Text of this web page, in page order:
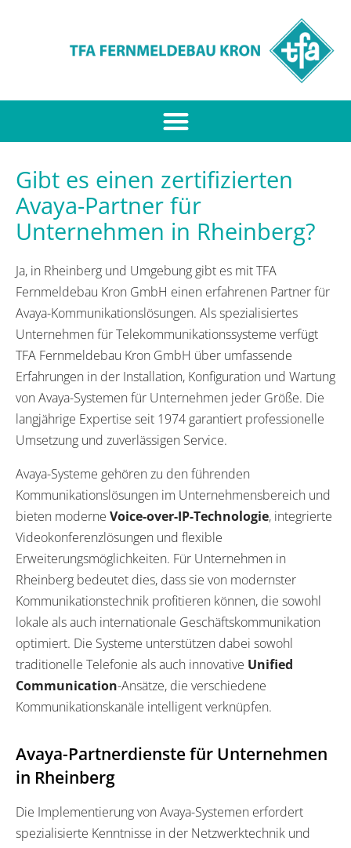
Gibt es einen zertifizierten
Avaya-Partner für
Unternehmen in Rheinberg?
Ja, in Rheinberg und Umgebung gibt es mit TFA
Fernmeldebau Kron GmbH einen erfahrenen Partner für
Avaya-Kommunikationslösungen. Als spezialisiertes
Unternehmen für Telekommunikationssysteme verfügt
TFA Fernmeldebau Kron GmbH über umfassende
Erfahrungen in der Installation, Konfiguration und Wartung
von Avaya-Systemen für Unternehmen jeder Größe. Die
langjährige Expertise seit 1974 garantiert professionelle
Umsetzung und zuverlässigen Service.
Avaya-Systeme gehören zu den führenden
Kommunikationslösungen im Unternehmensbereich und
bieten moderne Voice-over-IP-Technologie, integrierte
Videokonferenzlösungen und flexible
Erweiterungsmöglichkeiten. Für Unternehmen in
Rheinberg bedeutet dies, dass sie von modernster
Kommunikationstechnik profitieren können, die sowohl
lokale als auch internationale Geschäftskommunikation
optimiert. Die Systeme unterstützen dabei sowohl
traditionelle Telefonie als auch innovative Unified
Communication-Ansätze, die verschiedene
Kommunikationskanäle intelligent verknüpfen.
Avaya-Partnerdienste für Unternehmen
in Rheinberg
Die Implementierung von Avaya-Systemen erfordert
spezialisierte Kenntnisse in der Netzwerktechnik und